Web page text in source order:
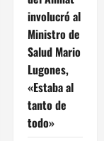
involucró al
Ministro de
Salud Mario
Lugones,
«Estaba al
tanto de
todo»